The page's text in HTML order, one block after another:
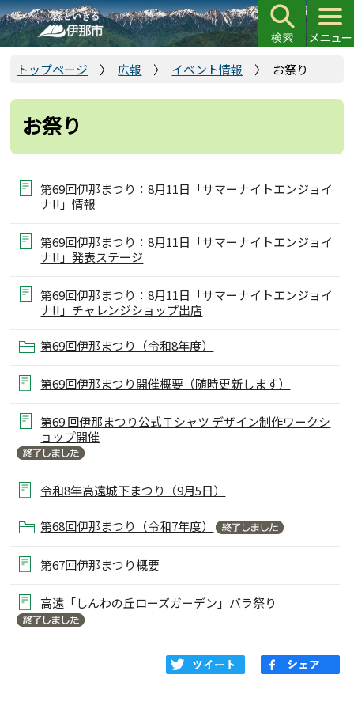
こ
の
ペ
の
頭
トップページ 広報 イベント情報 お祭り
お祭り
第69回伊那まつり：8月11日「サマーナイトエンジョイ
ナ!!」情報
第69回伊那まつり：8月11日「サマーナイトエンジョイ
ナ!!」発表ステージ
第69回伊那まつり：8月11日「サマーナイトエンジョイ
ナ!!」チャレンジショップ出店
第69回伊那まつり（令和8年度）
第69回伊那まつり開催概要（随時更新します）
第69 回伊那まつり公式Ｔシャツ デザイン制作ワークシ
ョップ開催
令和8年高遠城下まつり（9月5日）
第68回伊那まつり（令和7年度）
第67回伊那まつり概要
高遠「しんわの丘ローズガーデン」バラ祭り